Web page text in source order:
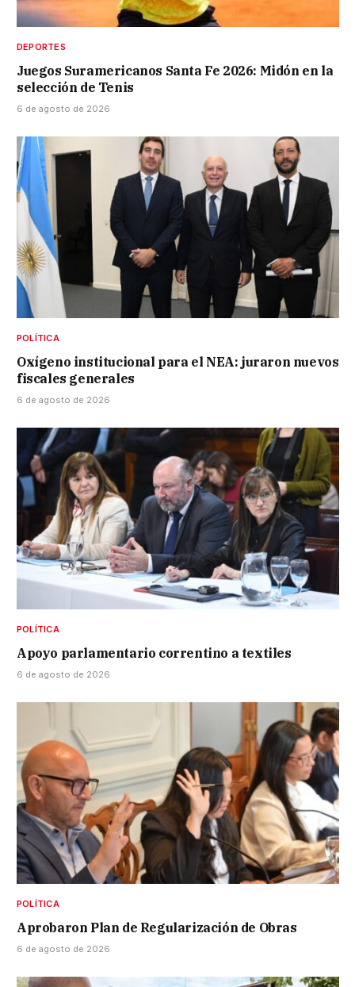
DEPORTES
Juegos Suramericanos Santa Fe 2026: Midón en la
selección de Tenis
6 de agosto de 2026
POLÍTICA
Oxígeno institucional para el NEA: juraron nuevos
fiscales generales
6 de agosto de 2026
POLÍTICA
Apoyo parlamentario correntino a textiles
6 de agosto de 2026
POLÍTICA
Aprobaron Plan de Regularización de Obras
6 de agosto de 2026